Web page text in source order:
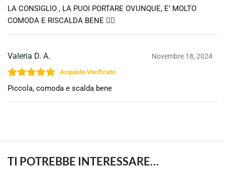
Valutato5su 5
LA CONSIGLIO , LA PUOI PORTARE OVUNQUE, E’ MOLTO
COMODA E RISCALDA BENE 👍🏻
Valeria D. A. Novembre 18, 2024
Valutato5su 5
Piccola, comoda e scalda bene
TI POTREBBE INTERESSARE…